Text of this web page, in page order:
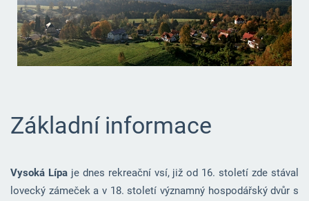
Základní informace
Vysoká Lípaje dnes rekreační vsí, již od 16. století zde stával
lovecký zámeček a v 18. století významný hospodářský dvůr s